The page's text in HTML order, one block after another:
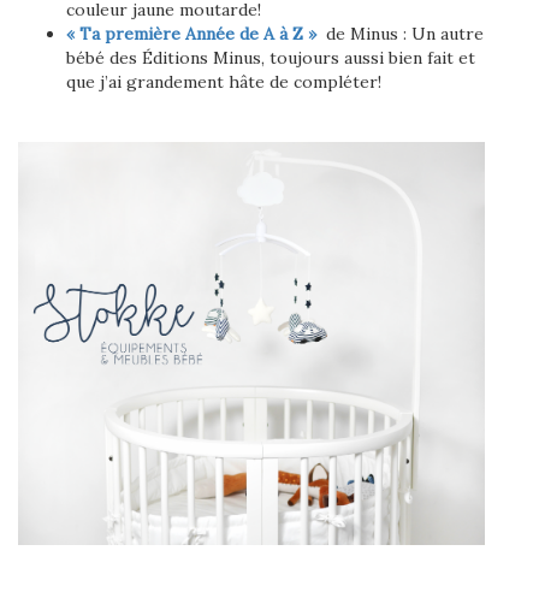
couleur jaune moutarde!
« Ta première Année de A à Z » de Minus : Un autre
bébé des Éditions Minus, toujours aussi bien fait et
que j’ai grandement hâte de compléter!